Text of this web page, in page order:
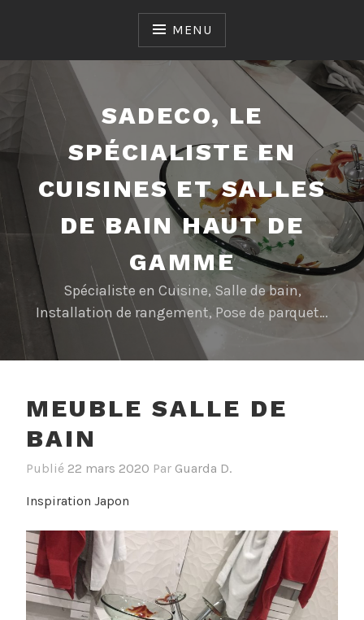
MENU
SADECO, LE
SPÉCIALISTE EN
CUISINES ET SALLES
DE BAIN HAUT DE
GAMME
Spécialiste en Cuisine, Salle de bain,
Installation de rangement, Pose de parquet…
MEUBLE SALLE DE
BAIN
Publié 22 mars 2020 Par Guarda D.
Inspiration Japon